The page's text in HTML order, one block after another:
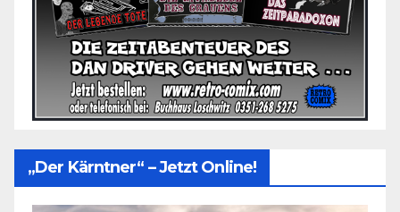
„Der Kärntner“ – Jetzt Online!